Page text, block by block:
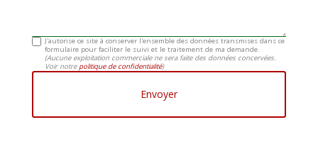
J'autorise ce site à conserver l'ensemble des données transmises dans ce
formulaire pour faciliter le suivi et le traitement de ma demande.
(Aucune exploitation commerciale ne sera faite des données concervées.
Voir notre politique de confidentialité)